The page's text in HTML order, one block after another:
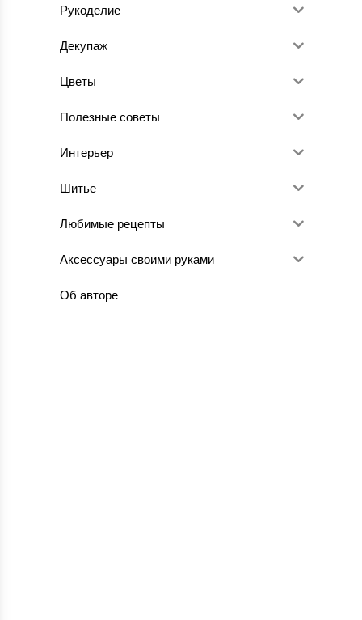
Рукоделие
Декупаж
Цветы
Полезные советы
Интерьер
Шитье
Любимые рецепты
Аксессуары своими руками
Об авторе